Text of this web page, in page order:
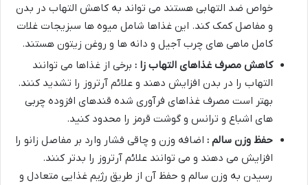
خواص ضد التهابی هستند می تواند به کاهش التهاب در بدن
و مفاصل کمک کند. این غذاها شامل میوه ها سبزیجات غلات
کامل ماهی های چرب آجیل و دانه ها و روغن زیتون هستند.
کاهش مصرف غذاهای التهاب زا : برخی از غذاها می توانند
التهاب را در بدن افزایش دهند و علائم آرتروز را تشدید کنند.
بهتر است مصرف غذاهای فرآوری شده قندهای افزوده چربی
های اشباع و ترانس و گوشت قرمز را محدود کنید.
حفظ وزن سالم : اضافه وزن و چاقی فشار وارد بر مفاصل زانو را
افزایش می دهند و می توانند علائم آرتروز را بدتر کنند.
رسیدن به وزن سالم و حفظ آن از طریق رژیم غذایی متعادل و